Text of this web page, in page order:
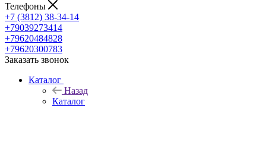
Телефоны
+7 (3812) 38-34-14
+79039273414
+79620484828
+79620300783
Заказать звонок
Каталог
Назад
Каталог